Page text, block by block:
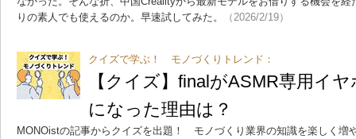
りの素人でも使えるのか。早速試してみた。
（2026/2/19）
クイズで学ぶ！ モノづくりトレンド：
【クイズ】finalがASMR専用イ
になった理由は？
MONOistの記事からクイズを出題！ モノづくり業界の知識を楽しく増